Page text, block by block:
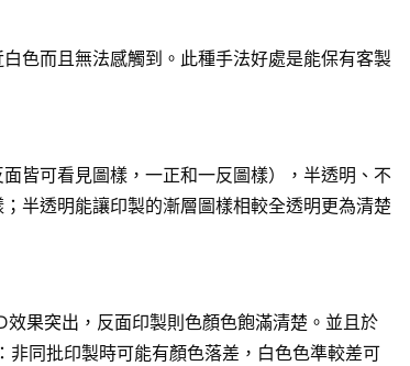
色而且無法感觸到。此種手法好處是能保有客製
皆可看見圖樣，一正和一反圖樣），半透明、不
半透明能讓印製的漸層圖樣相較全透明更為清楚
果突出，反面印製則色顏色飽滿清楚。並且於
同批印製時可能有顏色落差，白色色準較差可